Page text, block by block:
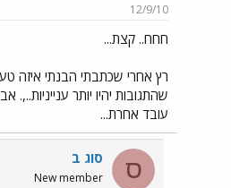
12/9/10
חחח.. קצת...
רץ אחרי שכתבתי הבנתי איזה
שהתגובות יהיו יותר
עובד אחרת...
ס סוג ב
New member